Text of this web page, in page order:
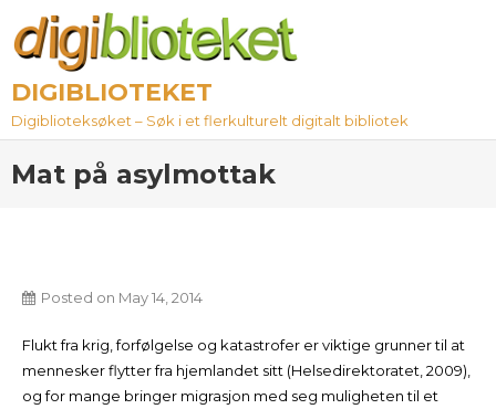
content
DIGIBLIOTEKET
Digiblioteksøket – Søk i et flerkulturelt digitalt bibliotek
Mat på asylmottak
Posted on May 14, 2014
Flukt fra krig, forfølgelse og katastrofer er viktige grunner til at
mennesker flytter fra hjemlandet sitt (Helsedirektoratet, 2009),
og for mange bringer migrasjon med seg muligheten til et